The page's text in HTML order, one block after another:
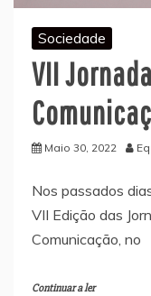
Sociedade
VII
Maio 30, 2022
Nos passados
VII Edição das
Comunicação, no
Continuar a ler